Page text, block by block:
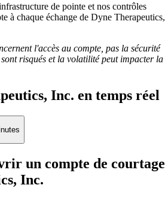
de pointe et nos contrôles
à chaque échange de Dyne Therapeutics,
l'accès au compte, pas la sécurité
risqués et la volatilité peut impacter la
Inc. en temps réel
un compte de courtage
Inc.